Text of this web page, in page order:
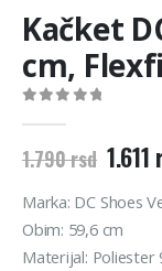
Kačket
cm,
1.790rsd
cena
je
bila:
1.611
Marka: DC Shoes
Obim: 59,6 cm
Materijal: Poliester